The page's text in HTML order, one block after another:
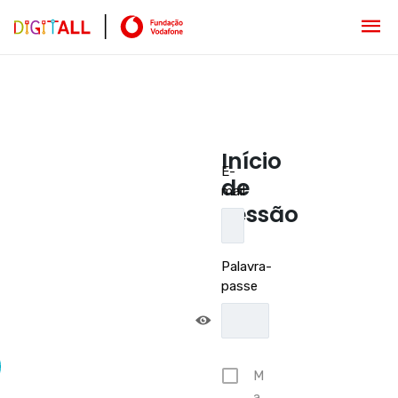
Início
de
sessão
E-
mail
Palavra-
passe
M